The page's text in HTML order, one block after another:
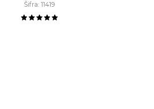
Šifra: 11419